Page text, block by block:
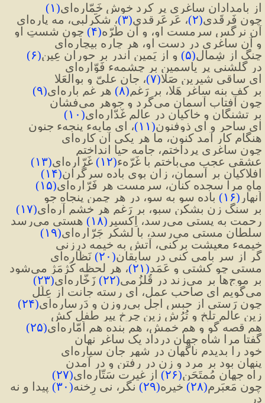
از بامدادان ساغری پر کرد خوش خَمّاره‌ای
(۱)
چون فَرقَدی(۲)، عَرعَرقدی(۳)، شکّرلبی، مه پاره‌ای
آن نرگس سرمست او، و آن طُرّه(۴) چون شستِ او
و آن ساغری در دست او، هر چاره بیچاره‌ای
چنگ از شِمال(۵) و از یَمین اندر برِ حورانِ عِین(۶)
در گلشنی پر یاسمین بر چشمه‌ء فَوّاره‌ای
ای ساقی شیرین صَلا(۷)، جان علیّ و بوالعَلا
بر کف بنه ساغر هَلا، بر رَغم(۸) هر غم باره‌ای (۹)
چون آفتاب آسمان می‌گرد و جوهر می‌فشان
بر تشنگان و خاکیان در عالم غَدّاره‌ای
(۱۰)
ای ساحر و ای ذوفنون(۱۱)، ای مایهء پنجهء جنون
هنگام کار آمد کنون، ما هر یکی آن کاره‌ای
چون ساغری پرداختم، جامه حیا انداختم
عشقی عجب می‌باختم با غَرّهء
(۱۲) غَرّاره‌ای (۱۳)
افلاکیان بر آسمان، زان بوی باده سرگران(۱۴)
ماهِ مرا سجده کنان، سرمست هر فَرّاره‌ای
(۱۵)
اَنهارِ (۱۶) باده سو به سو، در هر چمن پنجاه جو
بر سنگ زن بشکن سبو، بر رَغم هر خشم آره‌ای
(۱۷)
رحمت به پستی می‌رسد، اِکسیر
(۱۸) هستی می‌رسد
سلطان مستی می‌رسد، با لشکر جَرّاره‌ای
(۱۹)
خیمهء معیشت برکنی، آتش به خیمه درزنی
گر از سر بامی کنی در سابِقان(۲۰) نَظّاره‌ای
مستی چو کشتی و عَمَد(۲۱)، هر لحظه کَژمَژ می‌شود
بر موج‌ها بر می‌زند در قُلزُمی
(۲۲) زَخّاره‌ای (۲۳)
می‌گویم ای صاحب عمل، ای رسته جانت از عِلَل
چون رَستی از حبسِ اجل بی‌روزن و دَرساره‌ای
(۲۴)
زین عالمِ تلخ و تُرُش زین چرخ پیر طفل کش
هم قصه گو و هم خمش، هم بنده هم اَمّاره‌ای
(۲۵)
گفتا مرا شاه جهان درداد یک ساغر نهان
خود را بدیدم ناگهان در شهر جان سیاره‌ای
پنهان بود بر مرد و زن در رفتن و در آمدن
راه جهان مُمتَحَن(۲۶) از غیرت سَتّاره‌ای (۲۷)
چون مَعبَرم(۲۸) خیره(۲۹) نگر، نی رِخنه(۳۰)
در